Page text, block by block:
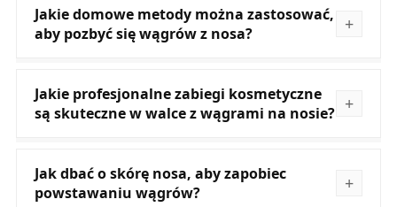
Jakie domowe metody można zastosować,
aby pozbyć się wągrów z nosa?
Jakie profesjonalne zabiegi kosmetyczne
są skuteczne w walce z wągrami na nosie?
Jak dbać o skórę nosa, aby zapobiec
powstawaniu wągrów?